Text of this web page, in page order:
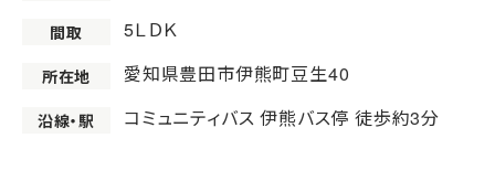
間取 5ＬＤＫ
所在地 愛知県豊田市伊熊町豆生40
沿線・駅 コミュニティバス 伊熊バス停 徒歩約3分